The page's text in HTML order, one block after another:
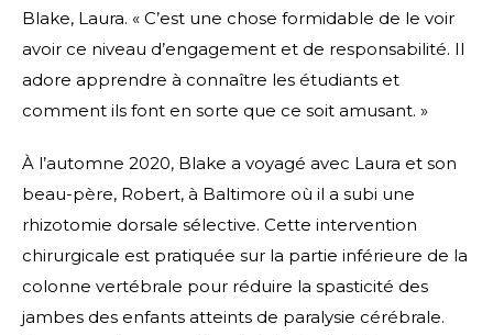
Blake, Laura. « C’est une chose formidable de le voir
avoir ce niveau d’engagement et de responsabilité. Il
adore apprendre à connaître les étudiants et
comment ils font en sorte que ce soit amusant. »
À l’automne 2020, Blake a voyagé avec Laura et son
beau-père, Robert, à Baltimore où il a subi une
rhizotomie dorsale sélective. Cette intervention
chirurgicale est pratiquée sur la partie inférieure de la
colonne vertébrale pour réduire la spasticité des
jambes des enfants atteints de paralysie cérébrale.